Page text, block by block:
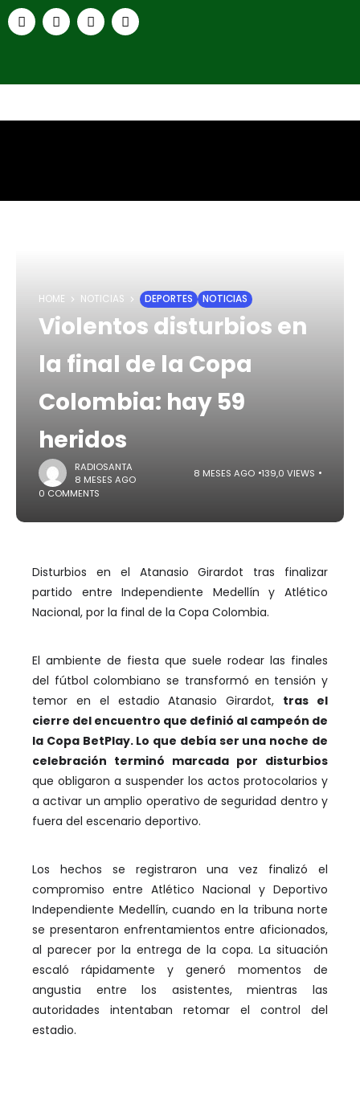
HOME NOTICIAS DEPORTES NOTICIAS
Violentos disturbios en
la final de la Copa
Colombia: hay 59
heridos
RADIOSANTA
8 MESES AGO
8 MESES AGO 139,0 VIEWS
0 COMMENTS
Disturbios en el Atanasio Girardot tras finalizar
partido entre Independiente Medellín y Atlético
Nacional, por la final de la Copa Colombia.
El ambiente de fiesta que suele rodear las finales
del fútbol colombiano se transformó en tensión y
temor en el estadio Atanasio Girardot, tras el
cierre del encuentro que definió al campeón de
la Copa BetPlay. Lo que debía ser una noche de
celebración terminó marcada por disturbios
que obligaron a suspender los actos protocolarios y
a activar un amplio operativo de seguridad dentro y
fuera del escenario deportivo.
Los hechos se registraron una vez finalizó el
compromiso entre Atlético Nacional y Deportivo
Independiente Medellín, cuando en la tribuna norte
se presentaron enfrentamientos entre aficionados,
al parecer por la entrega de la copa. La situación
escaló rápidamente y generó momentos de
angustia entre los asistentes, mientras las
autoridades intentaban retomar el control del
estadio.